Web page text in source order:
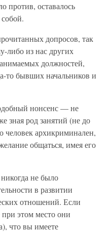
против, оставалось
допросов, так
либо из нас других
должностей,
то бывших начальников и
нонсенс — не
зная род занятий (не до
человек архикриминален,
общаться, имея его
не было
в развитии
отношений. Если
этом место они
что вы имеете